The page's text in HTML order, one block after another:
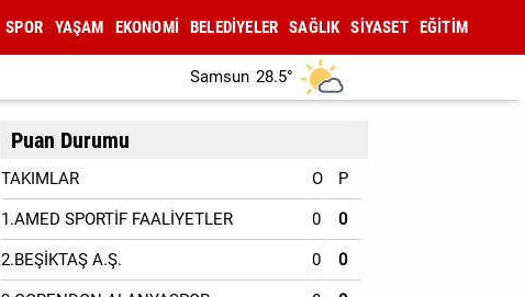
SPOR YAŞAM EKONOMİ BELEDİYELER SAĞLIK SİYASET EĞİTİM
Samsun 28.5°
Puan Durumu
TAKIMLAR O P
1.AMED SPORTİF FAALİYETLER 0 0
2.BEŞİKTAŞ A.Ş. 0 0